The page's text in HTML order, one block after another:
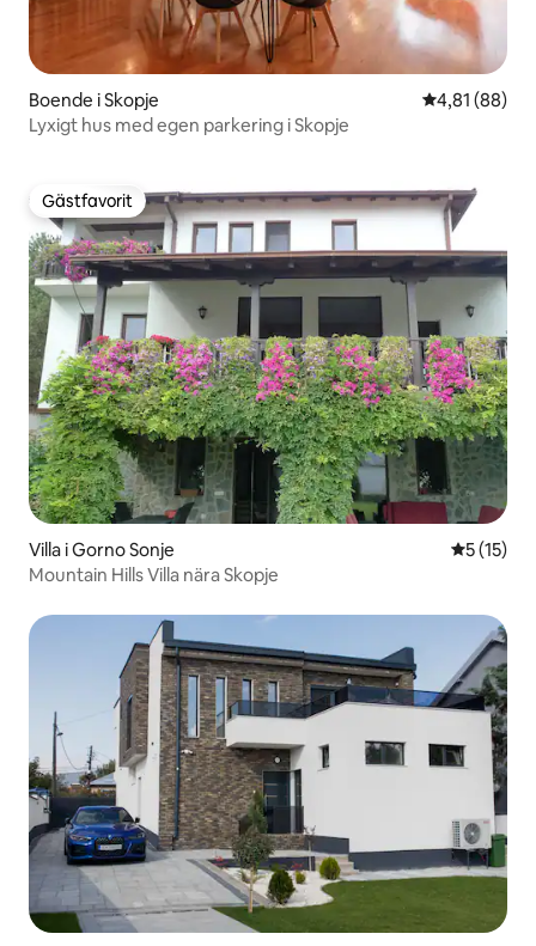
Boende i Skopje 4,81 av 5 i
4,81 (88)
Lyxigt hus med egen parkering i Skopje
Gästfavorit
Gästfavorit
Villa i Gorno Sonje 5 av 5 i
5 (15)
Mountain Hills Villa nära Skopje